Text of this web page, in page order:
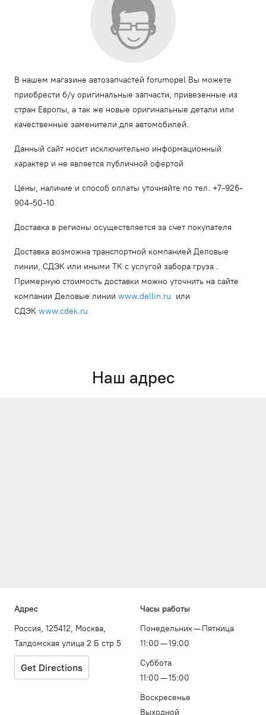
В нашем магазине автозапчастей forumopel Вы можете
приобрести б/у оригинальные запчасти, привезенные из
стран Европы, а так же новые оригинальные детали или
качественные заменители для автомобилей.
Данный сайт носит исключительно информационный
характер и не является публичной офертой
Цены, наличие и способ оплаты уточняйте по тел. +7-926-
904-50-10
Доставка в регионы осуществляется за счет покупателя
Доставка возможна транспортной компанией Деловые
линии, СДЭК или иными ТК с услугой забора груза .
Примерную стоимость доставки можно уточнить на сайте
компании Деловые линии www.dellin.ru или
СДЭК www.cdek.ru
Наш адрес
Адрес
Россия, 125412, Москва,
Талдомская улица 2 Б стр 5
Get Directions
Часы работы
Понедельник — Пятница
11:00 — 19:00
Суббота
11:00 — 15:00
Воскресенье
Выходной